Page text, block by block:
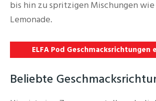
bis hin zu spritzigen Mischungen wie
Lemonade.
ELFA Pod Geschmacksrichtungen
Beliebte